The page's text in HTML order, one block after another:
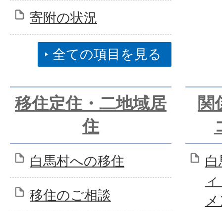
寄附の状況
全ての項目を見る
移住定住・二地域居
住
白馬村への移住
移住のご相談
関